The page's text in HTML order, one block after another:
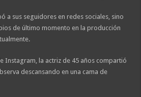
a sus seguidores en redes sociales, sino
de último momento en la producción
Instagram, la actriz de 45 años compartió
descansando en una cama de